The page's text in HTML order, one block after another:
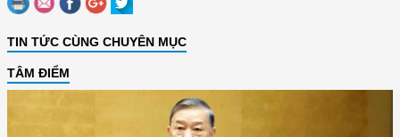
TIN TỨC CÙNG CHUYÊN MỤC
TÂM ĐIỂM